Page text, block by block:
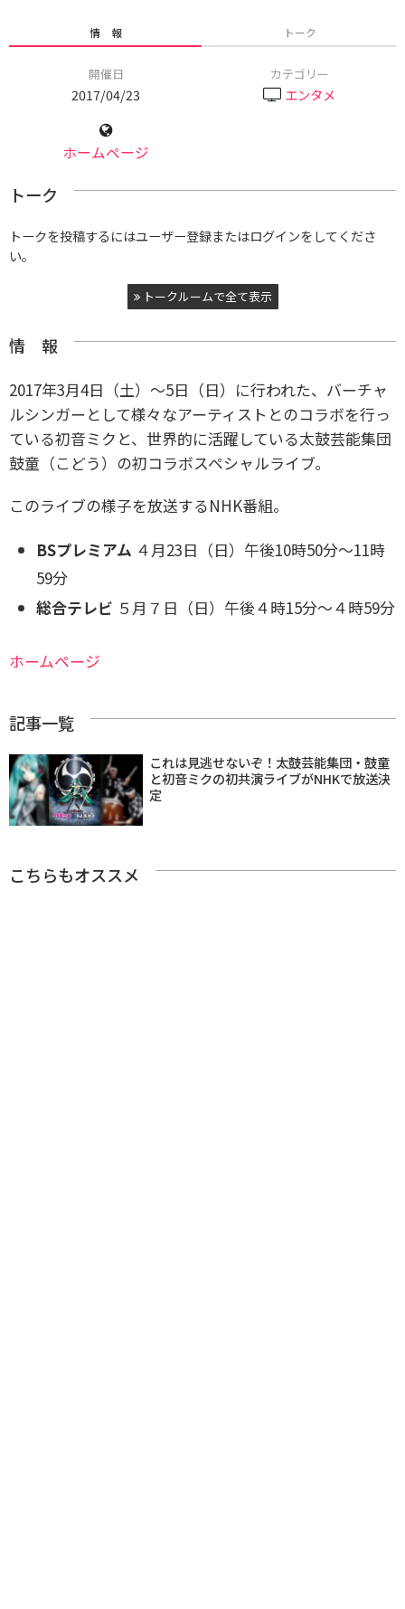
情 報 トーク
開催日
2017/04/23
カテゴリー
エンタメ
ホームページ
トーク
トークを投稿するにはユーザー登録またはログインをしてくださ
い。
トークルームで全て表示
情 報
2017年3月4日（土）〜5日（日）に行われた、バーチャ
ルシンガーとして様々なアーティストとのコラボを行っ
ている初音ミクと、世界的に活躍している太鼓芸能集団
鼓童（こどう）の初コラボスペシャルライブ。
このライブの様子を放送するNHK番組。
BSプレミアム ４月23日（日）午後10時50分～11時
59分
総合テレビ ５月７日（日）午後４時15分～４時59分
ホームページ
記事一覧
これは見逃せないぞ！太鼓芸能集団・鼓童
と初音ミクの初共演ライブがNHKで放送決
定
こちらもオススメ